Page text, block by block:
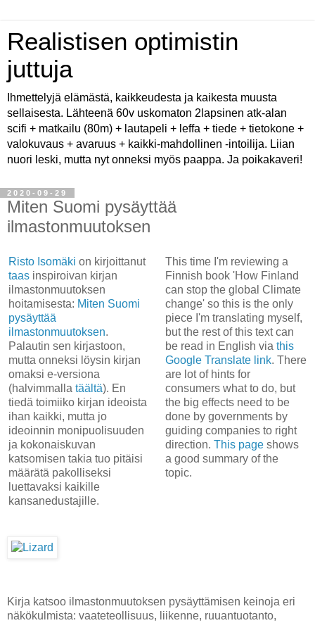
Realistisen optimistin
juttuja
Ihmettelyjä elämästä, kaikkeudesta ja kaikesta muusta
sellaisesta. Lähteenä 60v uskomaton 2lapsinen atk-alan
scifi + matkailu (80m) + lautapeli + leffa + tiede + tietokone +
valokuvaus + avaruus + kaikki-mahdollinen -intoilija. Liian
nuori leski, mutta nyt onneksi myös paappa. Ja poikakaveri!
2020-09-29
Miten Suomi pysäyttää
ilmastonmuutoksen
Risto Isomäki on kirjoittanut
taas inspiroivan kirjan
ilmastonmuutoksen
hoitamisesta: Miten Suomi
pysäyttää
ilmastonmuutoksen.
Palautin sen kirjastoon,
mutta onneksi löysin kirjan
omaksi e-versiona
(halvimmalla täältä). En
tiedä toimiiko kirjan ideoista
ihan kaikki, mutta jo
ideoinnin monipuolisuuden
ja kokonaiskuvan
katsomisen takia tuo pitäisi
määrätä pakolliseksi
luettavaksi kaikille
kansanedustajille.
This time I'm reviewing a
Finnish book 'How Finland
can stop the global Climate
change' so this is the only
piece I'm translating myself,
but the rest of this text can
be read in English via this
Google Translate link. There
are lot of hints for
consumers what to do, but
the big effects need to be
done by governments by
guiding companies to right
direction. This pageshows
a good summary of the
topic.
Kirja katsoo ilmastonmuutoksen pysäyttämisen keinoja eri
näkökulmista: vaateteollisuus, liikenne, ruuantuotanto,